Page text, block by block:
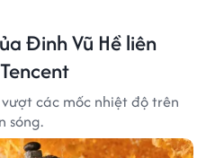
Đinh Vũ Hề liên
các mốc nhiệt độ trên
sóng.